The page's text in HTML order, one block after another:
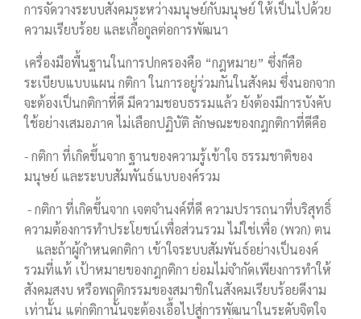
การจัดวางระบบสังคมระหว่างมนุษย์กับมนุษย์ ให้เป็นไปด้วย
ความเรียบร้อย และเกื้อกูลต่อการพัฒนา
เครื่องมือพื้นฐานในการปกครองคือ “กฎหมาย” ซึ่งก็คือ
ระเบียบแบบแผน กติกา ในการอยู่ร่วมกันในสังคม ซึ่งนอกจาก
จะต้องเป็นกติกาที่ดี มีความชอบธรรมแล้ว ยังต้องมีการบังคับ
ใช้อย่างเสมอภาค ไม่เลือกปฏิบัติ ลักษณะของกฎกติกาที่ดีคือ
- กติกา ที่เกิดขึ้นจาก ฐานของความรู้เข้าใจ ธรรมชาติของ
มนุษย์ และระบบสัมพันธ์แบบองค์รวม
- กติกา ที่เกิดขึ้นจาก เจตจำนงค์ที่ดี ความปรารถนาที่บริสุทธิ์
ความต้องการทำประโยชน์เพื่อส่วนรวม ไม่ใช่เพื่อ (พวก) ตน
และถ้าผู้กำหนดกติกา เข้าใจระบบสัมพันธ์อย่างเป็นองค์
รวมที่แท้ เป้าหมายของกฎกติกา ย่อมไม่จำกัดเพียงการทำให้
สังคมสงบ หรือพฤติกรรมของสมาชิกในสังคมเรียบร้อยดีงาม
เท่านั้น แต่กติกานั้นจะต้องเอื้อไปสู่การพัฒนาในระดับจิตใจ